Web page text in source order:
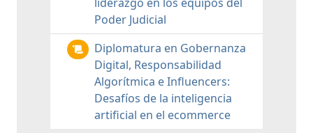
Poder Judicial
Diplomatura en Gobernanza
Digital, Responsabilidad
Algorítmica e Influencers:
Desafíos de la inteligencia
artificial en el ecommerce